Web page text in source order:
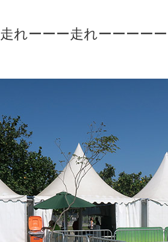
走れーーー走れーーーー